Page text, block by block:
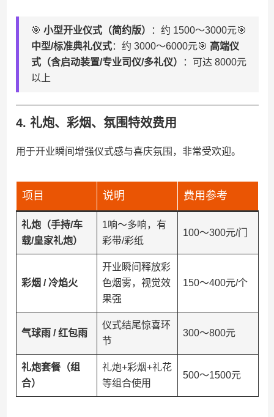
🎯 ​ ​小型开业仪式（简约版）​
​：约 1500～3000元🎯
​中型/标准典礼仪式​​：约 3000～6000元🎯 ​ ​高端仪
式（含启动装置/专业司仪/多礼仪）​
​：可达 8000元
以上
4. ​ ​礼炮、彩烟、氛围特效费用​
用于开业瞬间增强仪式感与喜庆氛围，非常受欢迎。
项目 说明 费用参考
​礼炮（手持/车
载/皇家礼炮）​
1响～多响，有
彩带/彩纸
100～300元/门
​彩烟 / 冷焰火​
开业瞬间释放彩
色烟雾，视觉效
果强
150～400元/个
​气球雨 / 红包雨​
仪式结尾惊喜环
节
300～800元
​礼炮套餐（组
合）​
礼炮+彩烟+礼花
等组合使用
500～1500元